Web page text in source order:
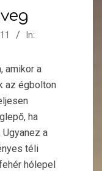
In:
amikor a
az égbolton
ha
a
téli
hólepel